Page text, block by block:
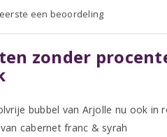
een beoordeling
zonder
bubbel van Arjolle nu ook in
cabernet franc & syrah